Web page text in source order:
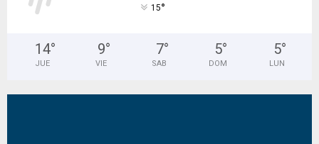
15°
14°
JUE
9°
VIE
7°
SAB
5°
DOM
5°
LUN